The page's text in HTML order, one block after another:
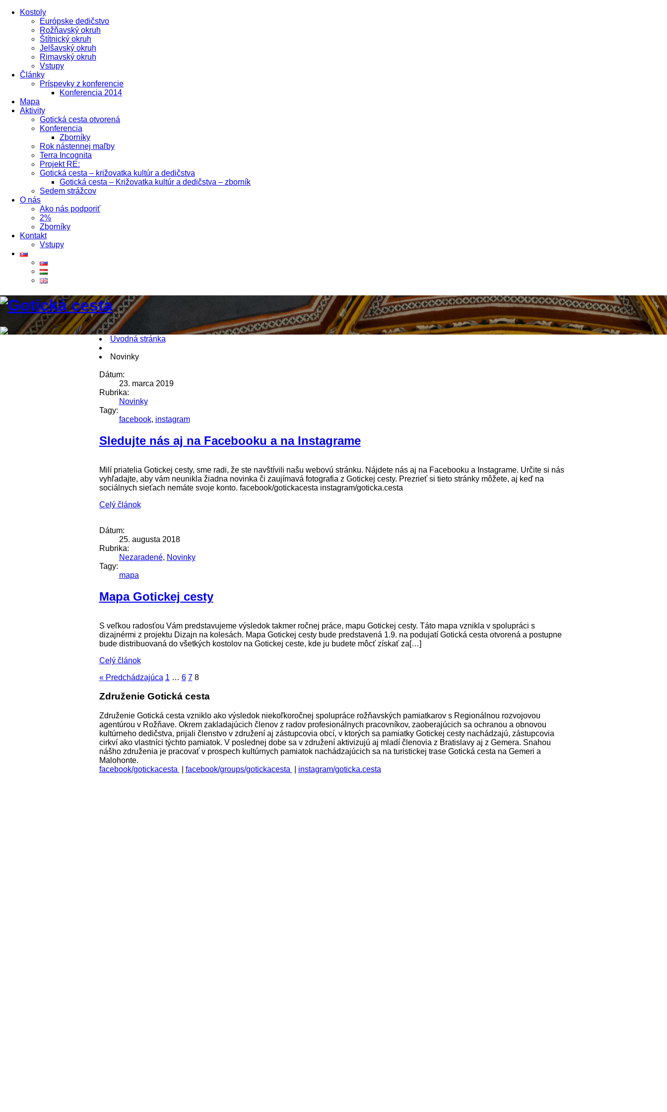
Kostoly
Európske dedičstvo
Rožňavský okruh
Štítnický okruh
Jelšavský okruh
Rimavský okruh
Vstupy
Články
Príspevky z konferencie
Konferencia 2014
Mapa
Aktivity
Gotická cesta otvorená
Konferencia
Zborníky
Rok nástennej maľby
Terra Incognita
Projekt RE:
Gotická cesta – križovatka kultúr a dedičstva
Gotická cesta – Križovatka kultúr a dedičstva – zborník
Sedem strážcov
O nás
Ako nás podporiť
2%
Zborníky
Kontakt
Vstupy
Úvodná stránka
Novinky
Dátum:
23. marca 2019
Rubrika:
Novinky
Tagy:
facebook, instagram
Sledujte nás aj na Facebooku a na Instagrame
Milí priatelia Gotickej cesty, sme radi, že ste navštívili našu webovú stránku. Nájdete nás aj na Facebooku a Instagrame. Určite si nás
vyhľadajte, aby vám neunikla žiadna novinka či zaujímavá fotografia z Gotickej cesty. Prezrieť si tieto stránky môžete, aj keď na
sociálnych sieťach nemáte svoje konto. facebook/gotickacesta instagram/goticka.cesta
Celý článok
Dátum:
25. augusta 2018
Rubrika:
Nezaradené, Novinky
Tagy:
mapa
Mapa Gotickej cesty
S veľkou radosťou Vám predstavujeme výsledok takmer ročnej práce, mapu Gotickej cesty. Táto mapa vznikla v spolupráci s
dizajnérmi z projektu Dizajn na kolesách. Mapa Gotickej cesty bude predstavená 1.9. na podujatí Gotická cesta otvorená a postupne
bude distribuovaná do všetkých kostolov na Gotickej ceste, kde ju budete môcť získať za[…]
Celý článok
« Predchádzajúca 1 … 6 7 8
Združenie Gotická cesta
Združenie Gotická cesta vzniklo ako výsledok niekoľkoročnej spolupráce rožňavských pamiatkarov s Regionálnou rozvojovou
agentúrou v Rožňave. Okrem zakladajúcich členov z radov profesionálnych pracovníkov, zaoberajúcich sa ochranou a obnovou
kultúrneho dedičstva, prijali členstvo v združení aj zástupcovia obcí, v ktorých sa pamiatky Gotickej cesty nachádzajú, zástupcovia
cirkví ako vlastníci týchto pamiatok. V poslednej dobe sa v združení aktivizujú aj mladí členovia z Bratislavy aj z Gemera. Snahou
nášho združenia je pracovať v prospech kultúrnych pamiatok nachádzajúcich sa na turistickej trase Gotická cesta na Gemeri a
Malohonte.
facebook/gotickacesta
facebook/groups/gotickacesta instagram/goticka.cesta